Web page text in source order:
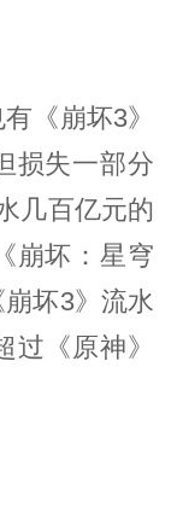
《崩坏3》
损失一部分
几百亿元的
崩坏：星穹
坏3》流水
《原神》